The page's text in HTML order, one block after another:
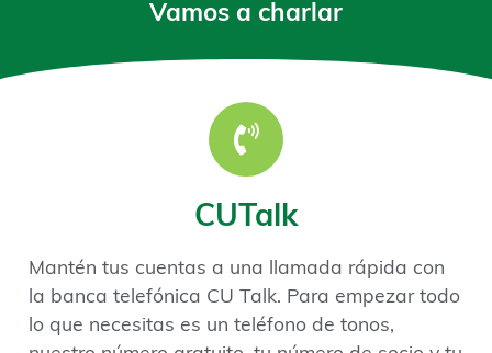
Vamos a charlar
CUTalk
Mantén tus cuentas a una llamada rápida con
la banca telefónica CU Talk. Para empezar todo
lo que necesitas es un teléfono de tonos,